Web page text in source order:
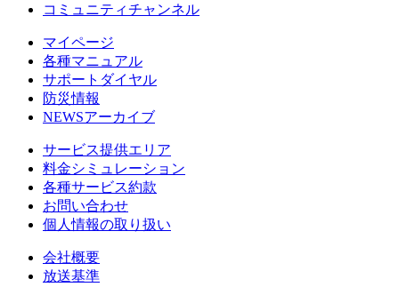
コミュニティチャンネル
マイページ
各種マニュアル
サポートダイヤル
防災情報
NEWSアーカイブ
サービス提供エリア
料金シミュレーション
各種サービス約款
お問い合わせ
個人情報の取り扱い
会社概要
放送基準